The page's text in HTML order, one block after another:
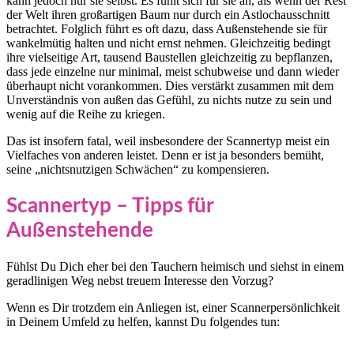
der Welt ihren großartigen Baum nur durch ein Astlochausschnitt
betrachtet. Folglich führt es oft dazu, dass Außenstehende sie für
wankelmütig halten und nicht ernst nehmen. Gleichzeitig bedingt
ihre vielseitige Art, tausend Baustellen gleichzeitig zu bepflanzen,
dass jede einzelne nur minimal, meist schubweise und dann wieder
überhaupt nicht vorankommen. Dies verstärkt zusammen mit dem
Unverständnis von außen das Gefühl, zu nichts nutze zu sein und
wenig auf die Reihe zu kriegen.
Das ist insofern fatal, weil insbesondere der Scannertyp meist ein
Vielfaches von anderen leistet. Denn er ist ja besonders bemüht,
seine „nichtsnutzigen Schwächen“ zu kompensieren.
Scannertyp – Tipps für
Außenstehende
Fühlst Du Dich eher bei den Tauchern heimisch und siehst in einem
geradlinigen Weg nebst treuem Interesse den Vorzug?
Wenn es Dir trotzdem ein Anliegen ist, einer Scannerpersönlichkeit
in Deinem Umfeld zu helfen, kannst Du folgendes tun: